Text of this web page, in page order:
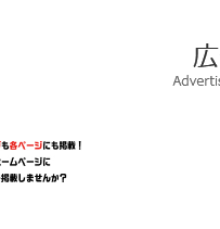
告